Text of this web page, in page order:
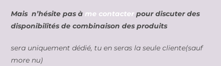
Mais n’hésite pas àme contacter pour discuter des
disponibilités de combinaison des produits
sera uniquement dédié, tu en seras la seule cliente(sauf
more nu)